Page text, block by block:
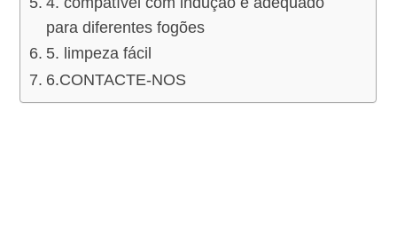
para diferentes fogões
5. limpeza fácil
6.CONTACTE-NOS